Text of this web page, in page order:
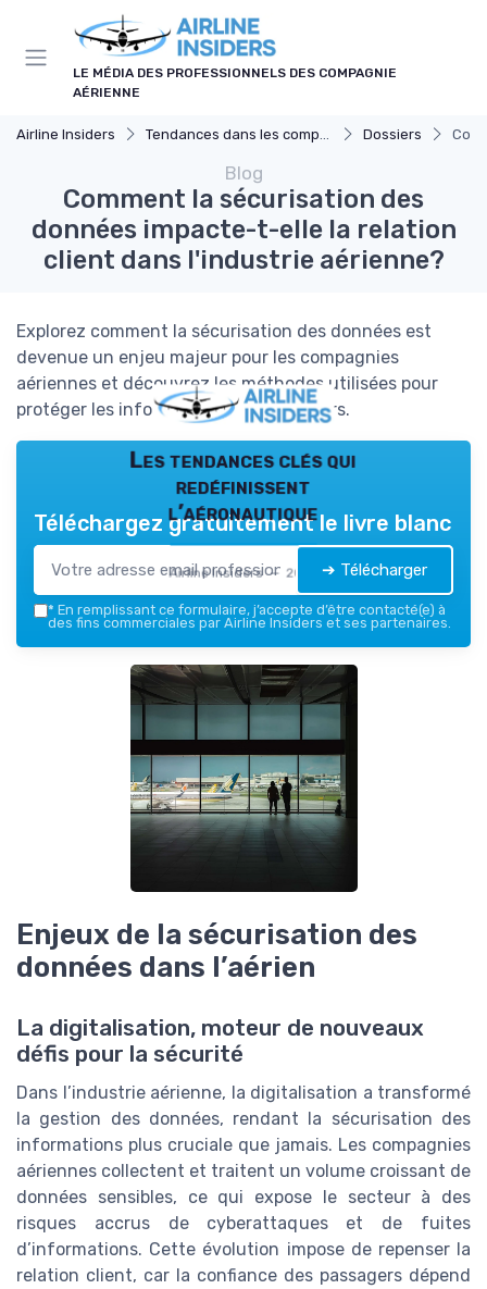
LE MÉDIA DES PROFESSIONNELS DES COMPAGNIE
AÉRIENNE
Airline Insiders Tendances dans les compagnies aériennes Dossiers
Blog
Comment la sécurisation des
données impacte-t-elle la relation
client dans l'industrie aérienne?
Explorez comment la sécurisation des données est
devenue un enjeu majeur pour les compagnies
aériennes et découvrez les méthodes utilisées pour
protéger les informations des passagers.
Les tendances clés qui
redéfinissent
l’aéronautique
Airline Insiders — 2026
Téléchargez gratuitement le livre blanc
➔ Télécharger
* En remplissant ce formulaire, j’accepte d’être contacté(e) à
des fins commerciales par Airline Insiders et ses partenaires.
Enjeux de la sécurisation des
données dans l’aérien
La digitalisation, moteur de nouveaux
défis pour la sécurité
Dans l’industrie aérienne, la digitalisation a transformé
la gestion des données, rendant la sécurisation des
informations plus cruciale que jamais. Les compagnies
aériennes collectent et traitent un volume croissant de
données sensibles, ce qui expose le secteur à des
risques accrus de cyberattaques et de fuites
d’informations. Cette évolution impose de repenser la
relation client, car la confiance des passagers dépend
Panneau de gestion des cookies